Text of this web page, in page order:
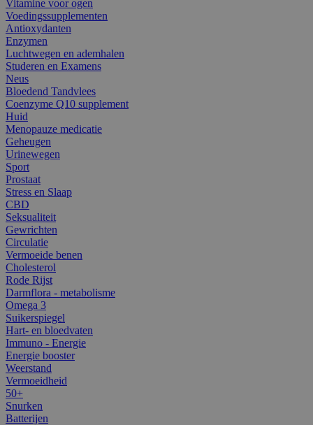
Vitamine voor ogen
Voedingssupplementen
Antioxydanten
Enzymen
Luchtwegen en ademhalen
Studeren en Examens
Neus
Bloedend Tandvlees
Coenzyme Q10 supplement
Huid
Menopauze medicatie
Geheugen
Urinewegen
Sport
Prostaat
Stress en Slaap
CBD
Seksualiteit
Gewrichten
Circulatie
Vermoeide benen
Cholesterol
Rode Rijst
Darmflora - metabolisme
Omega 3
Suikerspiegel
Hart- en bloedvaten
Immuno - Energie
Energie booster
Weerstand
Vermoeidheid
50+
Snurken
Batterijen